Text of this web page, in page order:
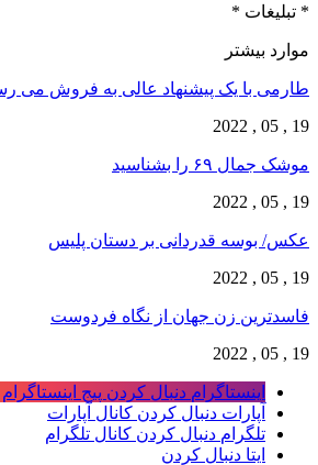
* تبلیغات *
موارد بیشتر
طارمی با یک پیشنهاد عالی به فروش می
19 , 05 , 2022
موشک جمال ۶۹ را بشناسید
19 , 05 , 2022
عکس/ بوسه قدردانی بر دستان پلیس
19 , 05 , 2022
فاسدترین زن جهان از نگاه فردوست
19 , 05 , 2022
اینستاگرام دنبال کردن پیج اینستاگرام
آپارات دنبال کردن کانال آپارات
تلگرام دنبال کردن کانال تلگرام
ایتا دنبال کردن